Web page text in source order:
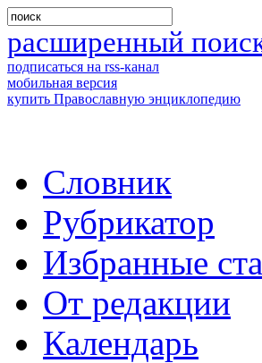
расширенный
подписаться на rss-канал
мобильная версия
купить Православную энциклопедию
Словник
Рубрикатор
Избранные
От редакции
Календарь